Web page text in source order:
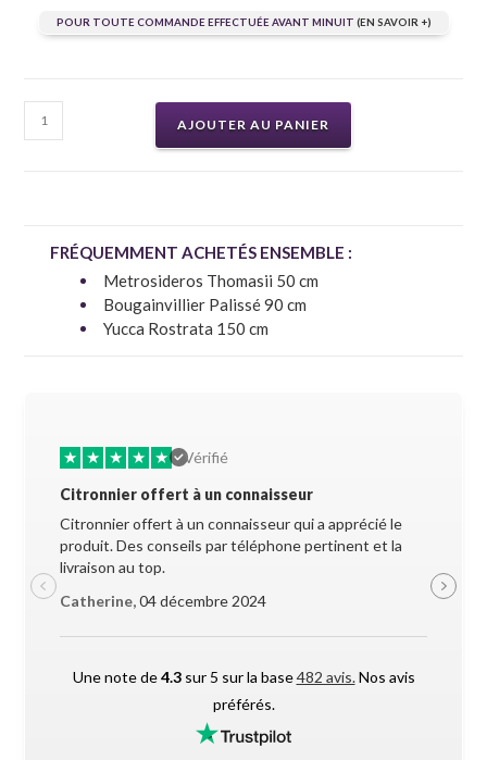
POUR TOUTE COMMANDE EFFECTUÉE AVANT MINUIT (EN SAVOIR +)
AJOUTER AU PANIER
FRÉQUEMMENT ACHETÉS ENSEMBLE :
Metrosideros Thomasii 50 cm
Bougainvillier Palissé 90 cm
Yucca Rostrata 150 cm
★ ★ ★ ★ ★
Vérifié
Citronnier offert à un connaisseur
Citronnier offert à un connaisseur qui a apprécié le
produit. Des conseils par téléphone pertinent et la
livraison au top.
Catherine,04 décembre 2024
Une note de4.3sur 5 sur la base482 avis.Nos avis
préférés.